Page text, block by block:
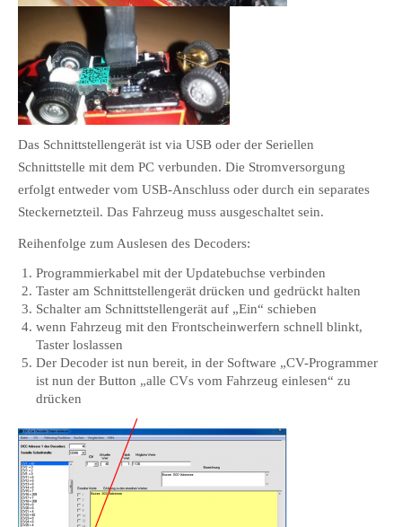
Das Schnittstellengerät ist via USB oder der Seriellen
Schnittstelle mit dem PC verbunden. Die Stromversorgung
erfolgt entweder vom USB-Anschluss oder durch ein separates
Steckernetzteil. Das Fahrzeug muss ausgeschaltet sein.
Reihenfolge zum Auslesen des Decoders:
Programmierkabel mit der Updatebuchse verbinden
Taster am Schnittstellengerät drücken und gedrückt halten
Schalter am Schnittstellengerät auf „Ein“ schieben
wenn Fahrzeug mit den Frontscheinwerfern schnell blinkt,
Taster loslassen
Der Decoder ist nun bereit, in der Software „CV-Programmer
ist nun der Button „alle CVs vom Fahrzeug einlesen“ zu
drücken